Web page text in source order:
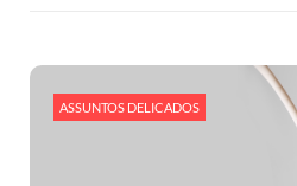
ASSUNTOS DELICADOS